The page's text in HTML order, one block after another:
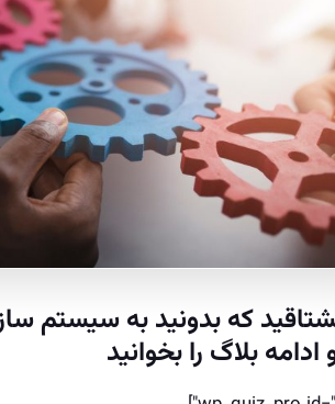
که بدونید به سیستم
ادامه بلاگ را بخوانید